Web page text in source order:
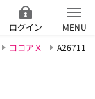
ログイン
MENU
ココアＸ A26711